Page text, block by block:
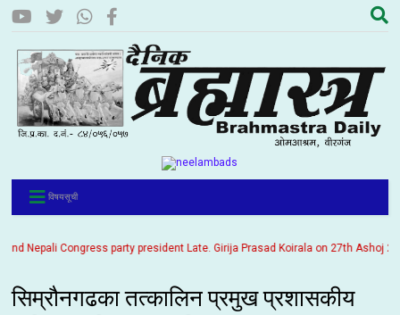
विषयसूची
Nepali Congress party president Late. Girija Prasad Koirala on 27th Ashoj
सिम्रौनगढका तत्कालिन प्रमुख प्रशासकीय